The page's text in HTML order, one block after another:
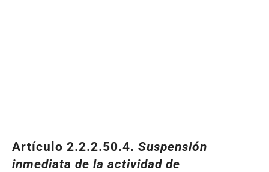
Artículo 2.2.2.50.4. Suspensión
inmediata de la actividad de